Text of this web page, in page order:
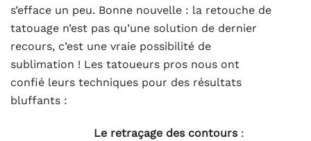
s’efface un peu. Bonne nouvelle : la retouche de
tatouage n’est pas qu’une solution de dernier
recours, c’est une vraie possibilité de
sublimation ! Les tatoueurs pros nous ont
confié leurs techniques pour des résultats
bluffants :
Le retraçage des contours: